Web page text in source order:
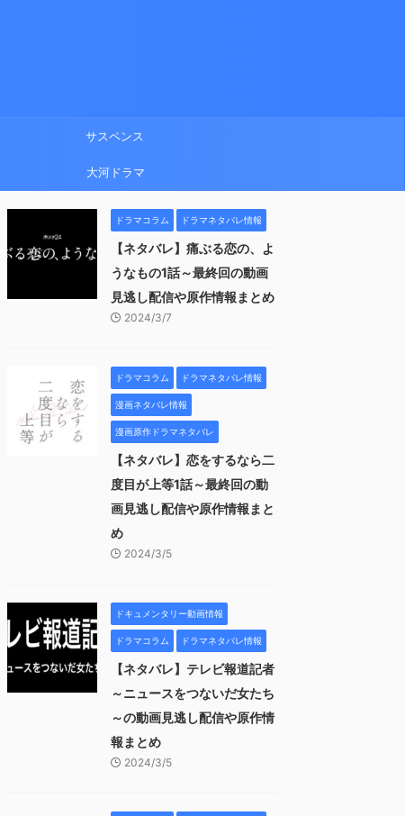
サスペンス
大河ドラマ
ドラマコラム ドラマネタバレ情報
【ネタバレ】痛ぶる恋の、よ
うなもの1話～最終回の動画
見逃し配信や原作情報まとめ
2024/3/7
ドラマコラム ドラマネタバレ情報
漫画ネタバレ情報
漫画原作ドラマネタバレ
【ネタバレ】恋をするなら二
度目が上等1話～最終回の動
画見逃し配信や原作情報まと
め
2024/3/5
ドキュメンタリー動画情報
ドラマコラム ドラマネタバレ情報
【ネタバレ】テレビ報道記者
～ニュースをつないだ女たち
～の動画見逃し配信や原作情
報まとめ
2024/3/5